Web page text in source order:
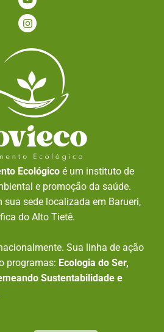
Ecológico é um instituto de
e promoção da saúde.
sua sede localizada em Barueri,
do Alto Tietê.
Sua linha de ação
programas: Ecologia do Ser,
Sustentabilidade e